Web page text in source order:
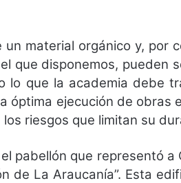
material orgánico y, por
que disponemos, pueden
lo que la academia debe
óptima ejecución de obras
riesgos que limitan su
pabellón que representó a
de La Araucanía”. Esta